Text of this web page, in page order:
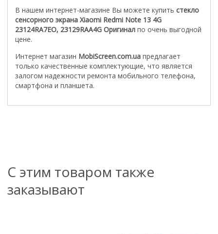
В нашем интернет-магазине Вы можете купить стекло
сенсорного экрана Xiaomi Redmi Note 13 4G
23124RA7EO, 23129RAA4G Оригинал по очень выгодной
цене.
Интернет магазин MobiScreen.com.ua предлагает
только качественные комплектующие, что является
залогом надежности ремонта мобильного телефона,
смартфона и планшета.
С этим товаром также
заказывают